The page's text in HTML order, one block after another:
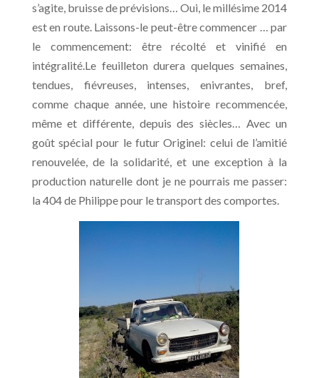
s’agite, bruisse de prévisions… Oui, le millésime 2014
est en route. Laissons-le peut-être commencer … par
le commencement: être récolté et vinifié en
intégralité.Le feuilleton durera quelques semaines,
tendues, fiévreuses, intenses, enivrantes, bref,
comme chaque année, une histoire recommencée,
même et différente, depuis des siècles… Avec un
goût spécial pour le futur Originel: celui de l’amitié
renouvelée, de la solidarité, et une exception à la
production naturelle dont je ne pourrais me passer:
la 404 de Philippe pour le transport des comportes.